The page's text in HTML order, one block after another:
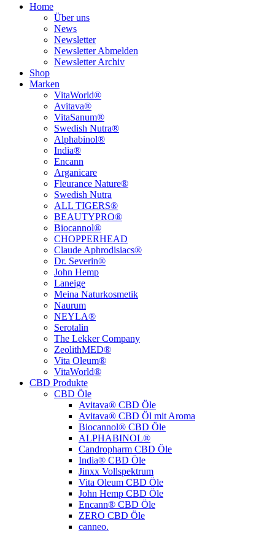
Home
Über uns
News
Newsletter
Newsletter Abmelden
Newsletter Archiv
Shop
Marken
VitaWorld®
Avitava®
VitaSanum®
Swedish Nutra®
Alphabinol®
India®
Encann
Arganicare
Fleurance Nature®
Swedish Nutra
ALL TIGERS®
BEAUTYPRO®
Biocannol®
CHOPPERHEAD
Claude Aphrodisiacs®
Dr. Severin®
John Hemp
Laneige
Meina Naturkosmetik
Naurum
NEYLA®
Serotalin
The Lekker Company
ZeolithMED®
Vita Oleum®
VitaWorld®
CBD Produkte
CBD Öle
Avitava® CBD Öle
Avitava® CBD Öl mit Aroma
Biocannol® CBD Öle
ALPHABINOL®
Candropharm CBD Öle
India® CBD Öle
Jinxx Vollspektrum
Vita Oleum CBD Öle
John Hemp CBD Öle
Encann® CBD Öle
ZERO CBD Öle
canneo.